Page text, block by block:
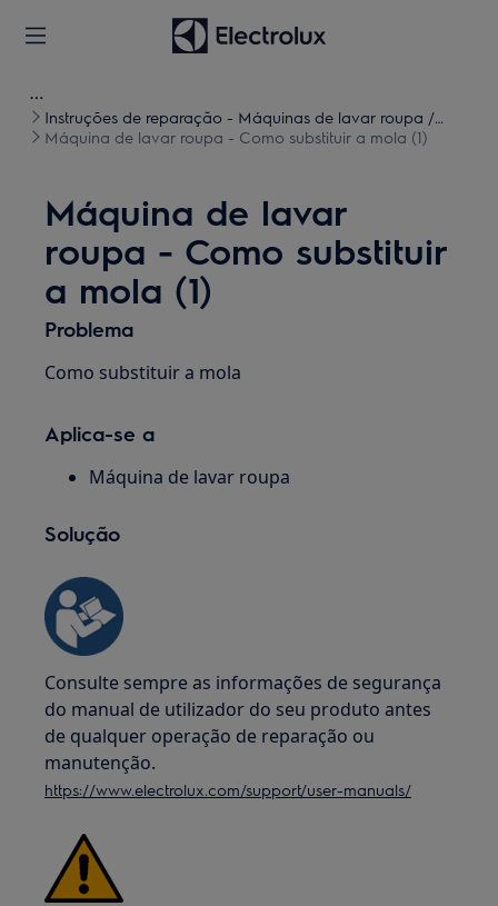
Instruções de reparação - Máquinas de lavar roupa /
Máquinas de lavar e secar roupa
Máquina de lavar roupa - Como substituir a mola (1)
Máquina de lavar
roupa - Como substituir
a mola (1)
Problema
Como substituir a mola
Aplica-se a
Máquina de lavar roupa
Solução
Consulte sempre as informações de segurança
do manual de utilizador do seu produto antes
de qualquer operação de reparação ou
manutenção.
https://www.electrolux.com/support/user-manuals/